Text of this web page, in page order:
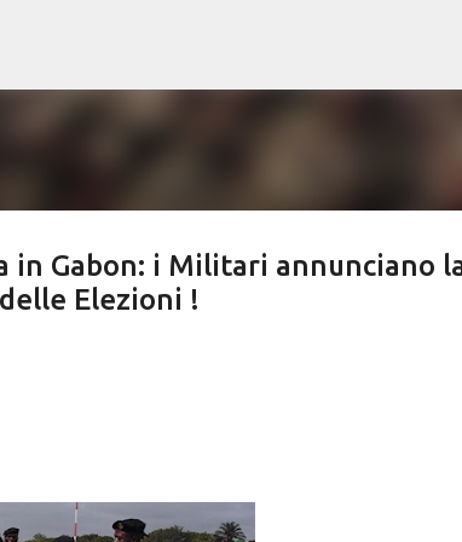
in Gabon: i Militari annunciano
Elezioni !